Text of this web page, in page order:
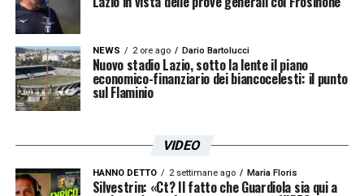
NEWS 2 ore ago Dario Bartolucci
Nuovo stadio Lazio, sotto la lente il piano
economico-finanziario dei biancocelesti: il punto
sul Flaminio
VIDEO
HANNO DETTO 2 settimane ago Maria Floris
Silvestrin: «Ct? Il fatto che Guardiola sia qui a